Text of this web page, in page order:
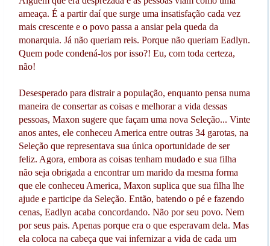
ameaça. É a partir daí que surge uma insatisfação cada vez
mais crescente e o povo passa a ansiar pela queda da
monarquia. Já não queriam reis. Porque não queriam Eadlyn.
Quem pode condená-los por isso?! Eu, com toda certeza,
não!
Desesperado para distrair a população, enquanto pensa numa
maneira de consertar as coisas e melhorar a vida dessas
pessoas, Maxon sugere que façam uma nova Seleção... Vinte
anos antes, ele conheceu America entre outras 34 garotas, na
Seleção que representava sua única oportunidade de ser
feliz. Agora, embora as coisas tenham mudado e sua filha
não seja obrigada a encontrar um marido da mesma forma
que ele conheceu America, Maxon suplica que sua filha lhe
ajude e participe da Seleção. Então, batendo o pé e fazendo
cenas, Eadlyn acaba concordando. Não por seu povo. Nem
por seus pais. Apenas porque era o que esperavam dela. Mas
ela coloca na cabeça que vai infernizar a vida de cada um